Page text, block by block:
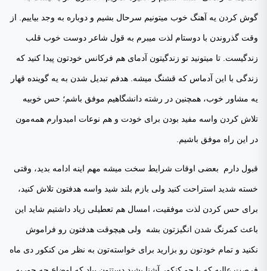
گوش کردن یه آهنگ خوب میتونیم سرحال بشیم و دوباره به وجد بیاییم. از
وقت گذروندن با دوستام لذت میبرم به قول شاعر دوست خوب قلب
زندگیست. تا میتونید تو زندگیتون آدمای هم فرکانس خودتون پیدا کنید که
زندگی با این آدماس که قشنگ میشه. هدفم تبدیل شدن به یه گوینده قهار
یه مشاور خوب، همچنین در رشته دانشگاهیم موفق باشم؛ حس خوبیه
تلاش کردن واسه مفید بودن برای خودت و هم نوعات امیدوارم همه‌مون
در این راه موفق باشیم.
قبول دارم بعضی اوقات شرایط سخت میشه مهم اینه ادامه بدید، وقتی
خسته شدید استراحت کنید ولی بازم بلند شید واسه هدفتون تلاش کنید،
برای حس کردن لذت موفقیت، امسال هم تعطیلی زیاد داشتیم شاید این
باعث کمرنگ شدن انگیزتون بشه ولی هیچوقت هدفتون رو فراموش
نکنید و تمام خودتون رو بزارید برای خواسته‌تون به نظر من کنکور دی ماه